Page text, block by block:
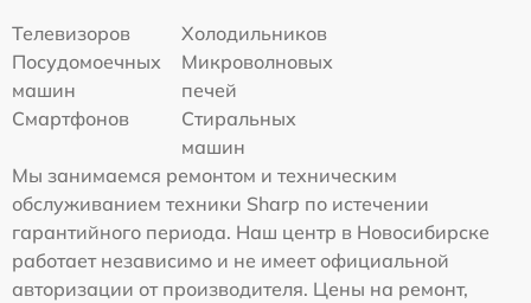
Телевизоров
Холодильников
Посудомоечных
машин
Микроволновых
печей
Смартфонов
Стиральных
машин
Мы занимаемся ремонтом и техническим
обслуживанием техники Sharp по истечении
гарантийного периода. Наш центр в Новосибирске
работает независимо и не имеет официальной
авторизации от производителя. Цены на ремонт,